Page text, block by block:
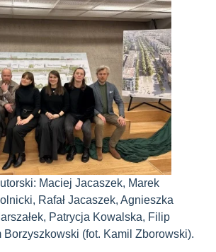
Maciej Jacaszek, Marek
Rafał Jacaszek, Agnieszka
Patrycja Kowalska, Filip
Borzyszkowski (fot. Kamil Zborowski).